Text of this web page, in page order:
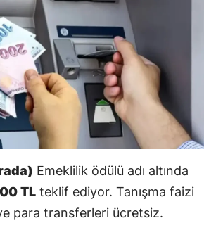
Samsun
Siirt
Sinop
Sivas
Tekirdağ
Tokat
Trabzon
Emeklilik ödülü adı altında
TL teklif ediyor. Tanışma faizi
para transferleri ücretsiz.